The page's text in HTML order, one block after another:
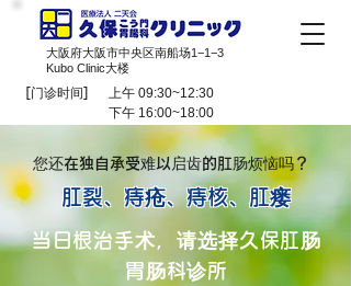
大阪府大阪市中央区南船场1−1−3
Kubo Clinic大楼
[门诊时间]
上午 09:30~12:30
下午 16:00~18:00
您还在独自承受难以启齿的肛肠烦恼吗？
肛裂、痔疮、痔核、肛瘘
当日根治手术，请选择久保肛肠
胃肠科诊所